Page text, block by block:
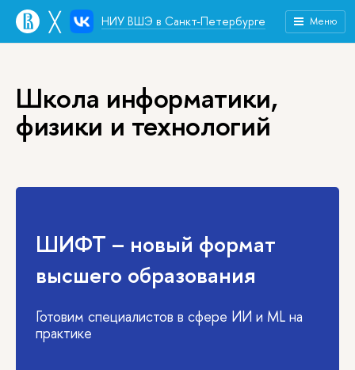
╳ НИУ ВШЭ в Санкт-Петербурге Меню
Школа информатики,
физики и технологий
ШИФТ – новый формат
высшего образования
Готовим специалистов в сфере ИИ и ML на
практике